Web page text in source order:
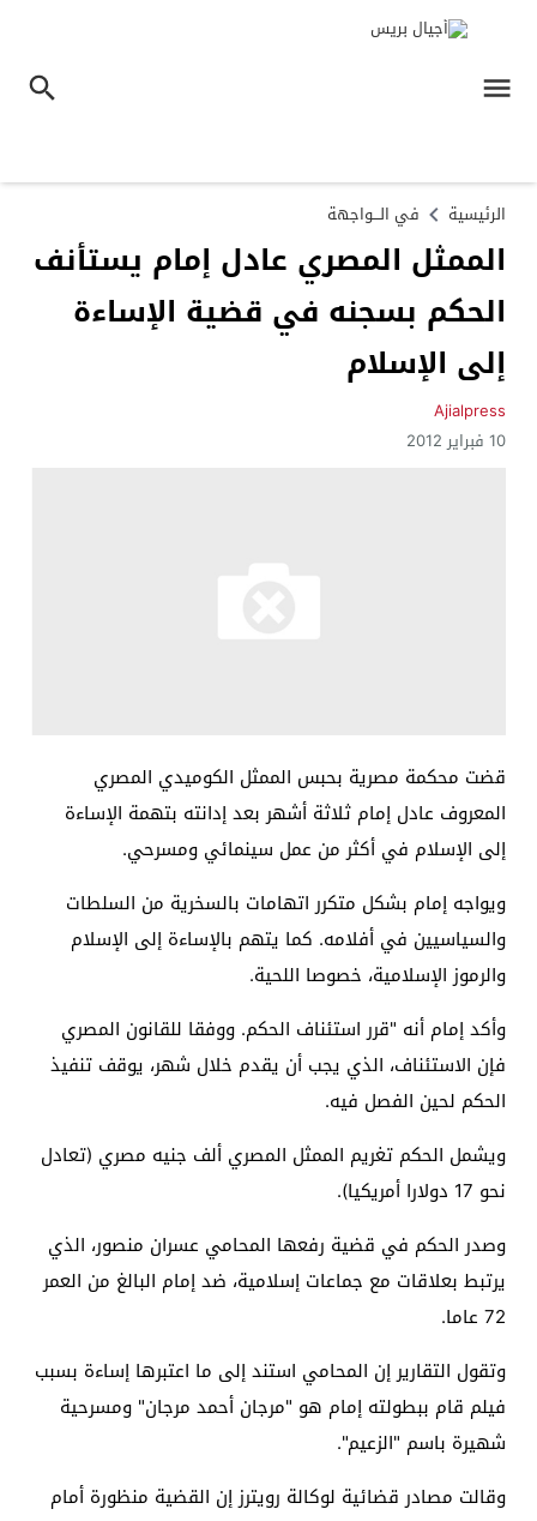
الرئيسية في الـــواجهة
الممثل المصري عادل إمام يستأنف
الحكم بسجنه في قضية الإساءة
إلى الإسلام
Ajialpress
10 فبراير 2012
قضت محكمة مصرية بحبس الممثل الكوميدي المصري
المعروف عادل إمام ثلاثة أشهر بعد إدانته بتهمة الإساءة
إلى الإسلام في أكثر من عمل سينمائي ومسرحي.
ويواجه إمام بشكل متكرر اتهامات بالسخرية من السلطات
والسياسيين في أفلامه. كما يتهم بالإساءة إلى الإسلام
والرموز الإسلامية، خصوصا اللحية.
وأكد إمام أنه "قرر استئناف الحكم. ووفقا للقانون المصري
فإن الاستئناف، الذي يجب أن يقدم خلال شهر، يوقف تنفيذ
الحكم لحين الفصل فيه.
ويشمل الحكم تغريم الممثل المصري ألف جنيه مصري (تعادل
نحو 17 دولارا أمريكيا).
وصدر الحكم في قضية رفعها المحامي عسران منصور، الذي
يرتبط بعلاقات مع جماعات إسلامية، ضد إمام البالغ من العمر
72 عاما.
وتقول التقارير إن المحامي استند إلى ما اعتبرها إساءة بسبب
فيلم قام ببطولته إمام هو "مرجان أحمد مرجان" ومسرحية
شهيرة باسم "الزعيم".
وقالت مصادر قضائية لوكالة رويترز إن القضية منظورة أمام